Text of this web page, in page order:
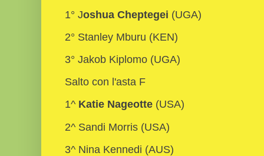
1° Joshua Cheptegei (UGA)
2° Stanley Mburu (KEN)
3° Jakob Kiplomo (UGA)
Salto con l'asta F
1^ Katie Nageotte (USA)
2^ Sandi Morris (USA)
3^ Nina Kennedi (AUS)